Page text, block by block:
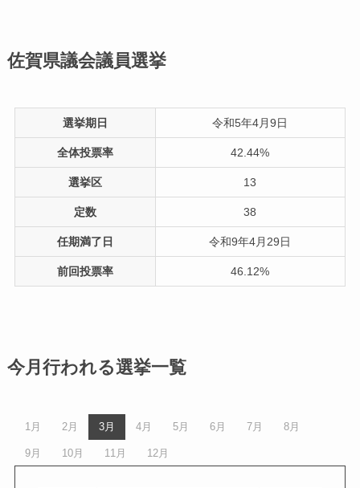
佐賀県議会議員選挙
選挙期日 令和5年4月9日
全体投票率 42.44%
選挙区 13
定数 38
任期満了日 令和9年4月29日
前回投票率 46.12%
今月行われる選挙一覧
1月 2月 3月 4月 5月 6月 7月 8月
9月 10月 11月 12月